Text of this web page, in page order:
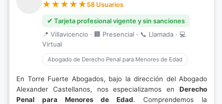
58 Usuarios
✔ Tarjeta profesional vigente y sin sanciones
📍 Villavicencio · 🏢 Presencial · 📞 Llamada · 💻
Virtual
Abogado de Derecho Penal para Menores de Edad
En Torre Fuerte Abogados, bajo la dirección del Abogado
Alexander Castellanos, nos especializamos en Derecho
Penal para Menores de Edad. Comprendemos la